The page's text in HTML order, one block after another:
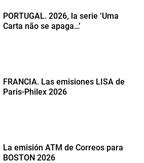
PORTUGAL. 2026, la serie ‘Uma
Carta não se apaga…’
FRANCIA. Las emisiones LISA de
Paris-Philex 2026
La emisión ATM de Correos para
BOSTON 2026